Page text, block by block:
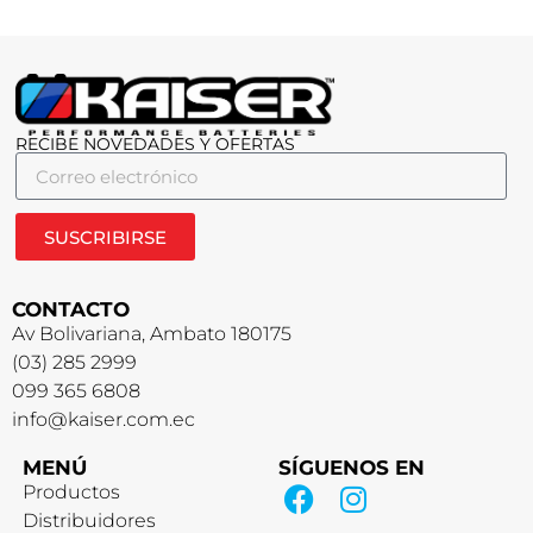
RECIBE NOVEDADES Y OFERTAS
SUSCRIBIRSE
CONTACTO
Av Bolivariana, Ambato 180175
(03) 285 2999
099 365 6808
info@kaiser.com.ec
MENÚ
Productos
Distribuidores
SÍGUENOS EN